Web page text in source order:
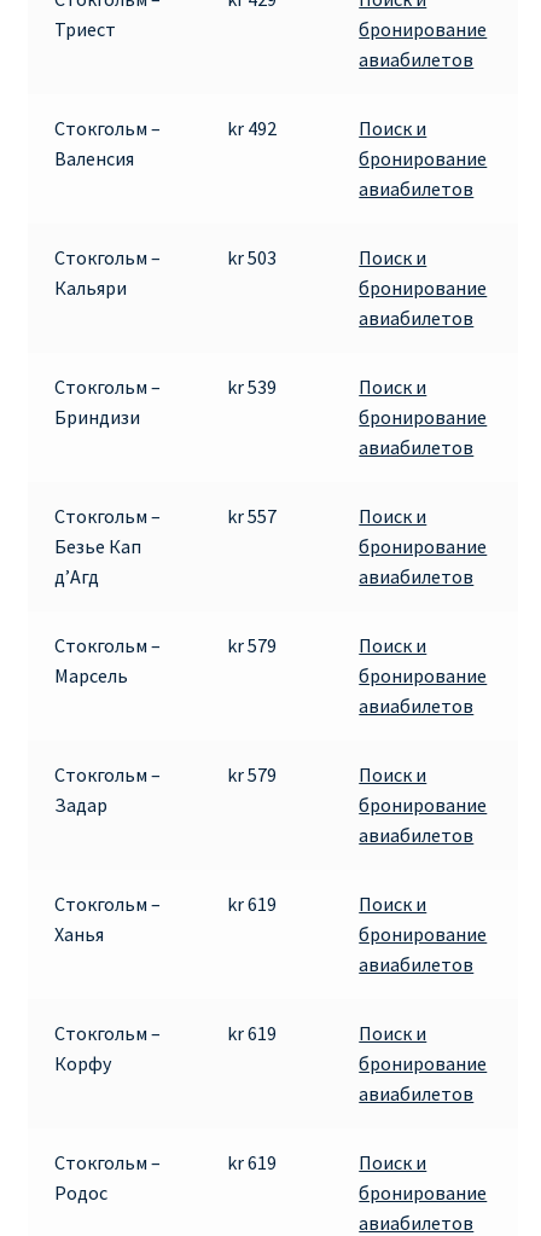
Триест
бронирование
авиабилетов
Стокгольм –
Валенсия
kr 492
Поиск и
бронирование
авиабилетов
Стокгольм –
Кальяри
kr 503
Поиск и
бронирование
авиабилетов
Стокгольм –
Бриндизи
kr 539
Поиск и
бронирование
авиабилетов
Стокгольм –
Безье Кап
д’Агд
kr 557
Поиск и
бронирование
авиабилетов
Стокгольм –
Марсель
kr 579
Поиск и
бронирование
авиабилетов
Стокгольм –
Задар
kr 579
Поиск и
бронирование
авиабилетов
Стокгольм –
Ханья
kr 619
Поиск и
бронирование
авиабилетов
Стокгольм –
Корфу
kr 619
Поиск и
бронирование
авиабилетов
Стокгольм –
Родос
kr 619
Поиск и
бронирование
авиабилетов